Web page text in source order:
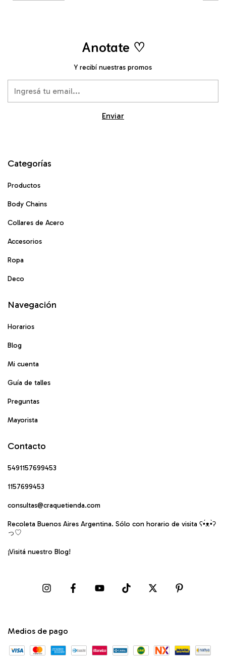
Anotate ♡
Y recibí nuestras promos
Categorías
Productos
Body Chains
Collares de Acero
Accesorios
Ropa
Deco
Navegación
Horarios
Blog
Mi cuenta
Guía de talles
Preguntas
Mayorista
Contacto
5491157699453
1157699453
consultas@craquetienda.com
Recoleta Buenos Aires Argentina. Sólo con horario de visita ʕ•́ᴥ•̀ʔ
っ♡
¡Visitá nuestro Blog!
Medios de pago